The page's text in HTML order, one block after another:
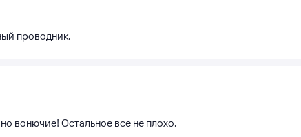
проводник.
вонючие! Остальное все не плохо.